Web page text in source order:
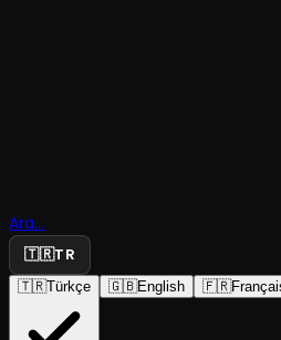
Ara...
🇹🇷TR
🇹🇷Türkçe 🇬🇧English 🇫🇷